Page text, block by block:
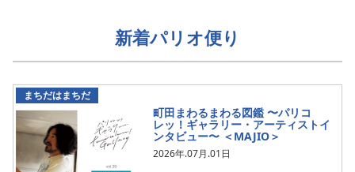
新着パリオ便り
まちだはまちだ
町田まわるまわる図鑑 〜パリコ
レッ！ギャラリー・アーティストイ
ンタビュー〜 ＜MAJIO＞
2026年.07月.01日